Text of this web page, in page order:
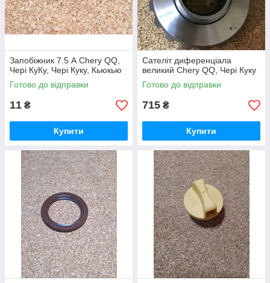
Запобіжник 7.5 А Chery QQ,
Чері КуКу, Чері Куку, Кьюкью
Готово до відправки
11 ₴
Купити
Сателіт диференціала
великий Chery QQ, Чері Куку
Готово до відправки
715 ₴
Купити